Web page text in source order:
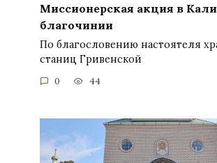
Миссионерская акция в
благочинии
По благословению настоятеля
станиц Гривенской
0 44